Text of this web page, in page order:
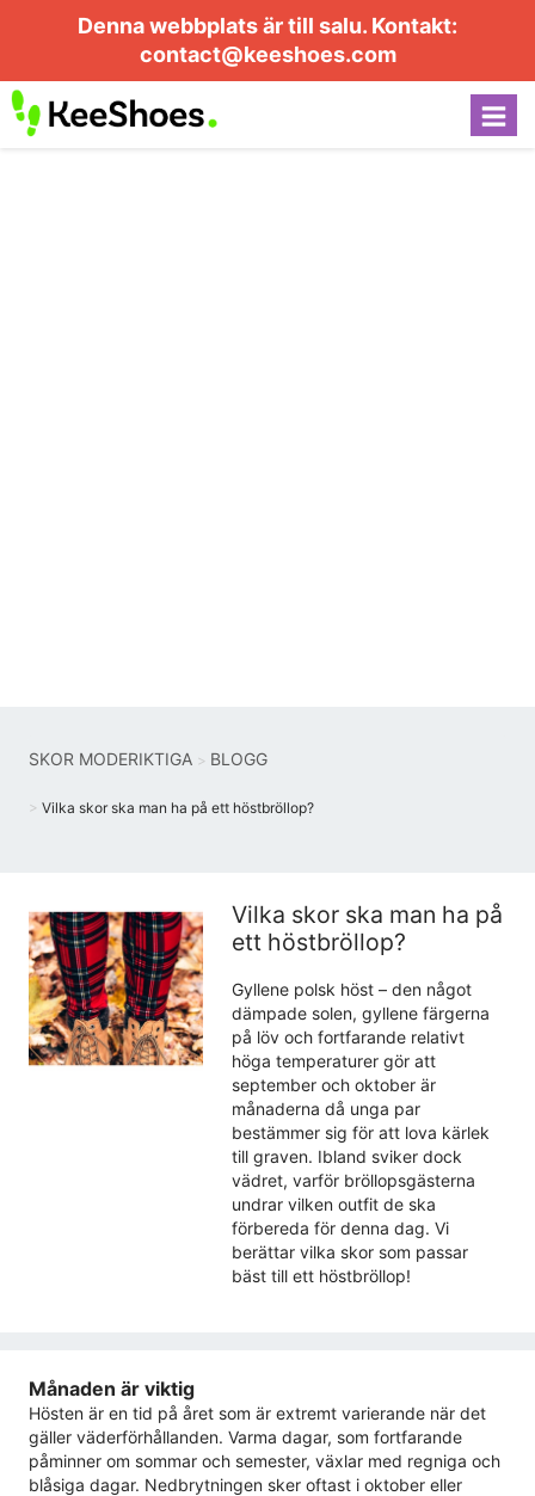
Denna webbplats är till salu. Kontakt:
contact@keeshoes.com
SKOR MODERIKTIGA BLOGG
Vilka skor ska man ha på ett höstbröllop?
Vilka skor ska man ha på
ett höstbröllop?
Gyllene polsk höst – den något
dämpade solen, gyllene färgerna
på löv och fortfarande relativt
höga temperaturer gör att
september och oktober är
månaderna då unga par
bestämmer sig för att lova kärlek
till graven. Ibland sviker dock
vädret, varför bröllopsgästerna
undrar vilken outfit de ska
förbereda för denna dag. Vi
berättar vilka skor som passar
bäst till ett höstbröllop!
Månaden är viktig
Hösten är en tid på året som är extremt varierande när det
gäller väderförhållanden. Varma dagar, som fortfarande
påminner om sommar och semester, växlar med regniga och
blåsiga dagar. Nedbrytningen sker oftast i oktober eller